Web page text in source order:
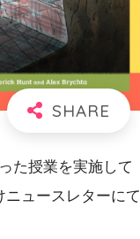
た授業を実施して
ュースレターにて